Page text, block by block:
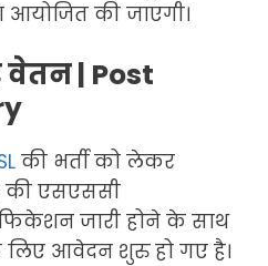
आयोजित की जाएगी।
| Post
की भर्ती को लेकर
की एसएससी
जारी होने के साथ
लिए आवेदन शुरु हो गए है।